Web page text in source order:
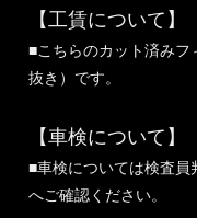
【工賃について】
■こちらのカット済み
抜き）です。
【車検について】
■車検については検査員
へご確認ください。